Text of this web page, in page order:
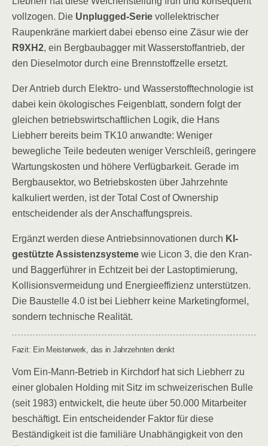
vollzogen. Die Unplugged-Serie vollelektrischer
Raupenkräne markiert dabei ebenso eine Zäsur wie der
R9XH2, ein Bergbaubagger mit Wasserstoffantrieb, der
den Dieselmotor durch eine Brennstoffzelle ersetzt.
Der Antrieb durch Elektro- und Wasserstofftechnologie ist
dabei kein ökologisches Feigenblatt, sondern folgt der
gleichen betriebswirtschaftlichen Logik, die Hans
Liebherr bereits beim TK10 anwandte: Weniger
bewegliche Teile bedeuten weniger Verschleiß, geringere
Wartungskosten und höhere Verfügbarkeit. Gerade im
Bergbausektor, wo Betriebskosten über Jahrzehnte
kalkuliert werden, ist der Total Cost of Ownership
entscheidender als der Anschaffungspreis.
Ergänzt werden diese Antriebsinnovationen durch KI-
gestützte Assistenzsysteme wie Licon 3, die den Kran-
und Baggerführer in Echtzeit bei der Lastoptimierung,
Kollisionsvermeidung und Energieeffizienz unterstützen.
Die Baustelle 4.0 ist bei Liebherr keine Marketingformel,
sondern technische Realität.
Fazit: Ein Meisterwerk, das in Jahrzehnten denkt
Vom Ein-Mann-Betrieb in Kirchdorf hat sich Liebherr zu
einer globalen Holding mit Sitz im schweizerischen Bulle
(seit 1983) entwickelt, die heute über 50.000 Mitarbeiter
beschäftigt. Ein entscheidender Faktor für diese
Beständigkeit ist die familiäre Unabhängigkeit von den